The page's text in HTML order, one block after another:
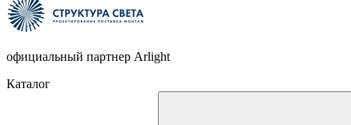
официальный партнер Arlight
Каталог